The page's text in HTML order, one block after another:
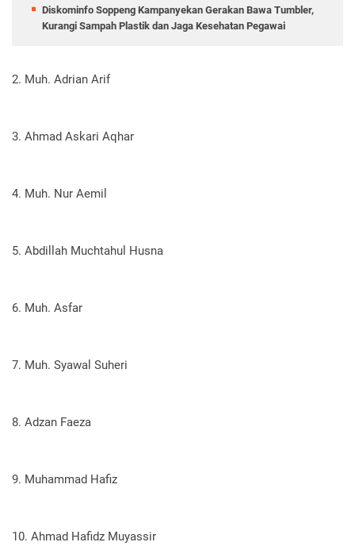
Diskominfo Soppeng Kampanyekan Gerakan Bawa Tumbler,
Kurangi Sampah Plastik dan Jaga Kesehatan Pegawai
2. Muh. Adrian Arif
3. Ahmad Askari Aqhar
4. Muh. Nur Aemil
5. Abdillah Muchtahul Husna
6. Muh. Asfar
7. Muh. Syawal Suheri
8. Adzan Faeza
9. Muhammad Hafiz
10. Ahmad Hafidz Muyassir